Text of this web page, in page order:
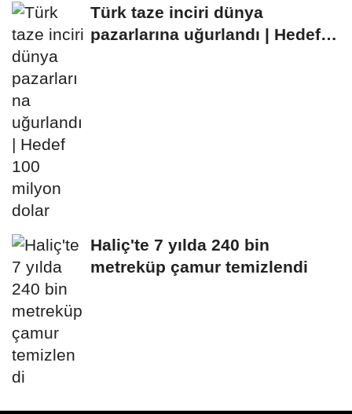
Türk taze inciri dünya
pazarlarına uğurlandı | Hedef
Haliç'te 7 yılda 240 bin
metreküp çamur temizlendi